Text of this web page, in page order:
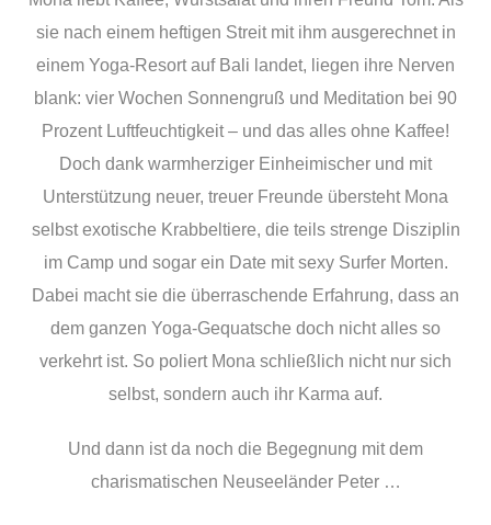
sie nach einem heftigen Streit mit ihm ausgerechnet in
einem Yoga-Resort auf Bali landet, liegen ihre Nerven
blank: vier Wochen Sonnengruß und Meditation bei 90
Prozent Luftfeuchtigkeit – und das alles ohne Kaffee!
Doch dank warmherziger Einheimischer und mit
Unterstützung neuer, treuer Freunde übersteht Mona
selbst exotische Krabbeltiere, die teils strenge Disziplin
im Camp und sogar ein Date mit sexy Surfer Morten.
Dabei macht sie die überraschende Erfahrung, dass an
dem ganzen Yoga-Gequatsche doch nicht alles so
verkehrt ist. So poliert Mona schließlich nicht nur sich
selbst, sondern auch ihr Karma auf.
Und dann ist da noch die Begegnung mit dem
charismatischen Neuseeländer Peter …